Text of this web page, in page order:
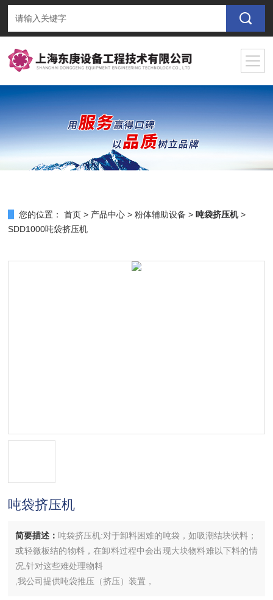
您的位置： 首页 > 产品中心 >粉体辅助设备 > 吨袋挤压机>
SDD1000吨袋挤压机
吨袋挤压机
简要描述：吨袋挤压机:对于卸料困难的吨袋，如吸潮结块状料；
或轻微板结的物料，在卸料过程中会出现大块物料难以下料的情
况,针对这些难处理物料
,我公司提供吨袋推压（挤压）装置，